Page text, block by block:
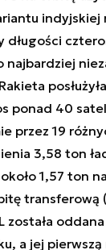
indyjskiej
długości
najbardziej
ponad 40
przez 19
3,58 ton
1,57 ton na
transferową
została
a jej pierwszą